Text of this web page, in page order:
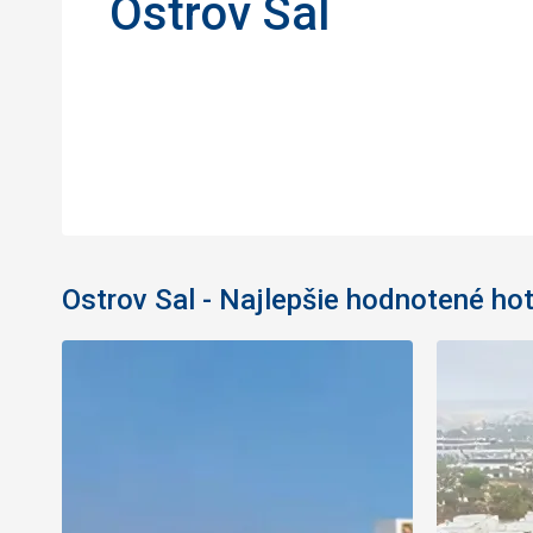
Ostrov Sal
Ostrov Sal - Najlepšie hodnotené